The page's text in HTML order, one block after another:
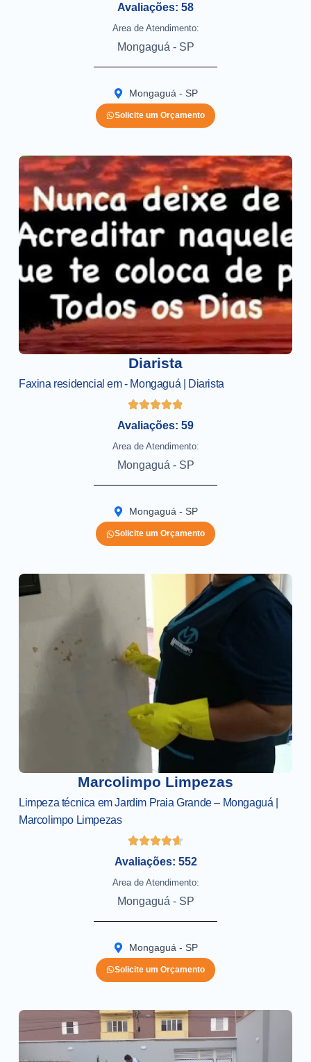
Avaliações: 58
Area de Atendimento:
Mongaguá - SP
Mongaguá - SP
Solicite um Orçamento
Diarista
Faxina residencial em - Mongaguá | Diarista
Avaliações: 59
Area de Atendimento:
Mongaguá - SP
Mongaguá - SP
Solicite um Orçamento
Marcolimpo Limpezas
Limpeza técnica em Jardim Praia Grande – Mongaguá |
Marcolimpo Limpezas
Avaliações: 552
Area de Atendimento:
Mongaguá - SP
Mongaguá - SP
Solicite um Orçamento